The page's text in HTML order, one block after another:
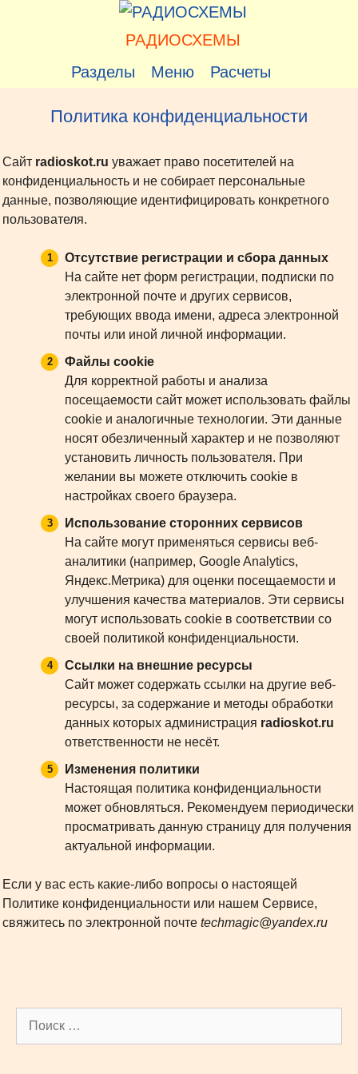
РАДИОСХЕМЫ
Разделы
Меню Расчеты
Политика конфиденциальности
Сайт radioskot.ru уважает право посетителей на
конфиденциальность и не собирает персональные
данные, позволяющие идентифицировать конкретного
пользователя.
Отсутствие регистрации и сбора данных
На сайте нет форм регистрации, подписки по
электронной почте и других сервисов,
требующих ввода имени, адреса электронной
почты или иной личной информации.
Файлы cookie
Для корректной работы и анализа
посещаемости сайт может использовать файлы
cookie и аналогичные технологии. Эти данные
носят обезличенный характер и не позволяют
установить личность пользователя. При
желании вы можете отключить cookie в
настройках своего браузера.
Использование сторонних сервисов
На сайте могут применяться сервисы веб-
аналитики (например, Google Analytics,
Яндекс.Метрика) для оценки посещаемости и
улучшения качества материалов. Эти сервисы
могут использовать cookie в соответствии со
своей политикой конфиденциальности.
Ссылки на внешние ресурсы
Сайт может содержать ссылки на другие веб-
ресурсы, за содержание и методы обработки
данных которых администрация radioskot.ru
ответственности не несёт.
Изменения политики
Настоящая политика конфиденциальности
может обновляться. Рекомендуем периодически
просматривать данную страницу для получения
актуальной информации.
Если у вас есть какие-либо вопросы о настоящей
Политике конфиденциальности или нашем Сервисе,
свяжитесь по электронной почте techmagic@yandex.ru
Поиск: